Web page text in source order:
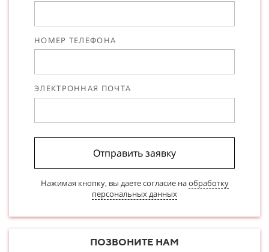
НОМЕР ТЕЛЕФОНА
ЭЛЕКТРОННАЯ ПОЧТА
Отправить заявку
Нажимая кнопку, вы даете согласие наобработку
персональных данных
ПОЗВОНИТЕ НАМ